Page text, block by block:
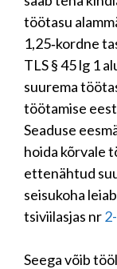
töötasu
1,25‑kordne
TLS § 45 lg 1
suurema
töötamise
Seaduse
hoida kõrvale
ettenähtud
seisukoha
tsiviilasjas nr
Seega võib